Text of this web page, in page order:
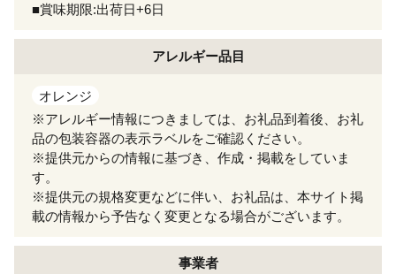
■賞味期限:出荷日+6日
アレルギー品目
オレンジ
※アレルギー情報につきましては、お礼品到着後、お礼
品の包装容器の表示ラベルをご確認ください。
※提供元からの情報に基づき、作成・掲載をしていま
す。
※提供元の規格変更などに伴い、お礼品は、本サイト掲
載の情報から予告なく変更となる場合がございます。
事業者